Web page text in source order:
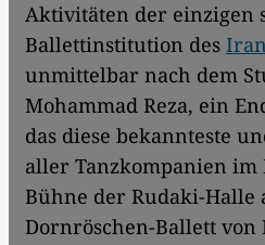
Aktivitäten der einzigen
Ballettinstitution des Iran
unmittelbar nach dem
Mohammad Reza, ein
das diese bekannteste
aller Tanzkompanien im
Bühne der Rudaki-
Dornröschen-Ballett von